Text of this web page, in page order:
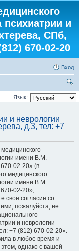
психиатрии и
СПб,
670-02-20
Вход
ои
Язык:
и неврологии
д.3, тел: +7
имени В.М.
02-20» (в
медицинского
имени В.М.
02-20»,
своё согласие со
пожалуйста, не
и неврологии
+7 (812) 670-02-20».
в любое время и
однако с вашей